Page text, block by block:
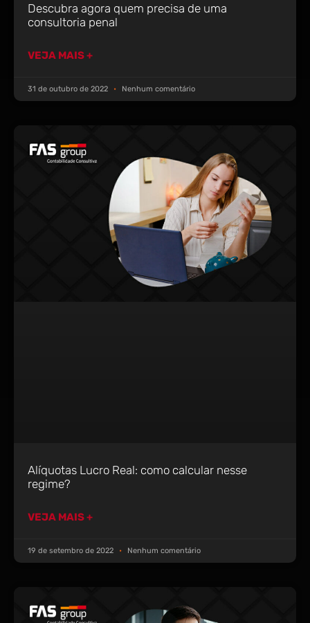
Descubra agora quem precisa de uma
consultoria penal
VEJA MAIS +
31 de outubro de 2022 Nenhum comentário
Alíquotas Lucro Real: como calcular nesse
regime?
VEJA MAIS +
19 de setembro de 2022 Nenhum comentário